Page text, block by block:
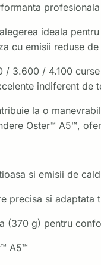
ideala
cu emisii reduse
/ 3.600 / 4.100
indiferent de
la o
Oster™ A5™,
si emisii de
precisa si adaptata
(370 g) pentru
A5™